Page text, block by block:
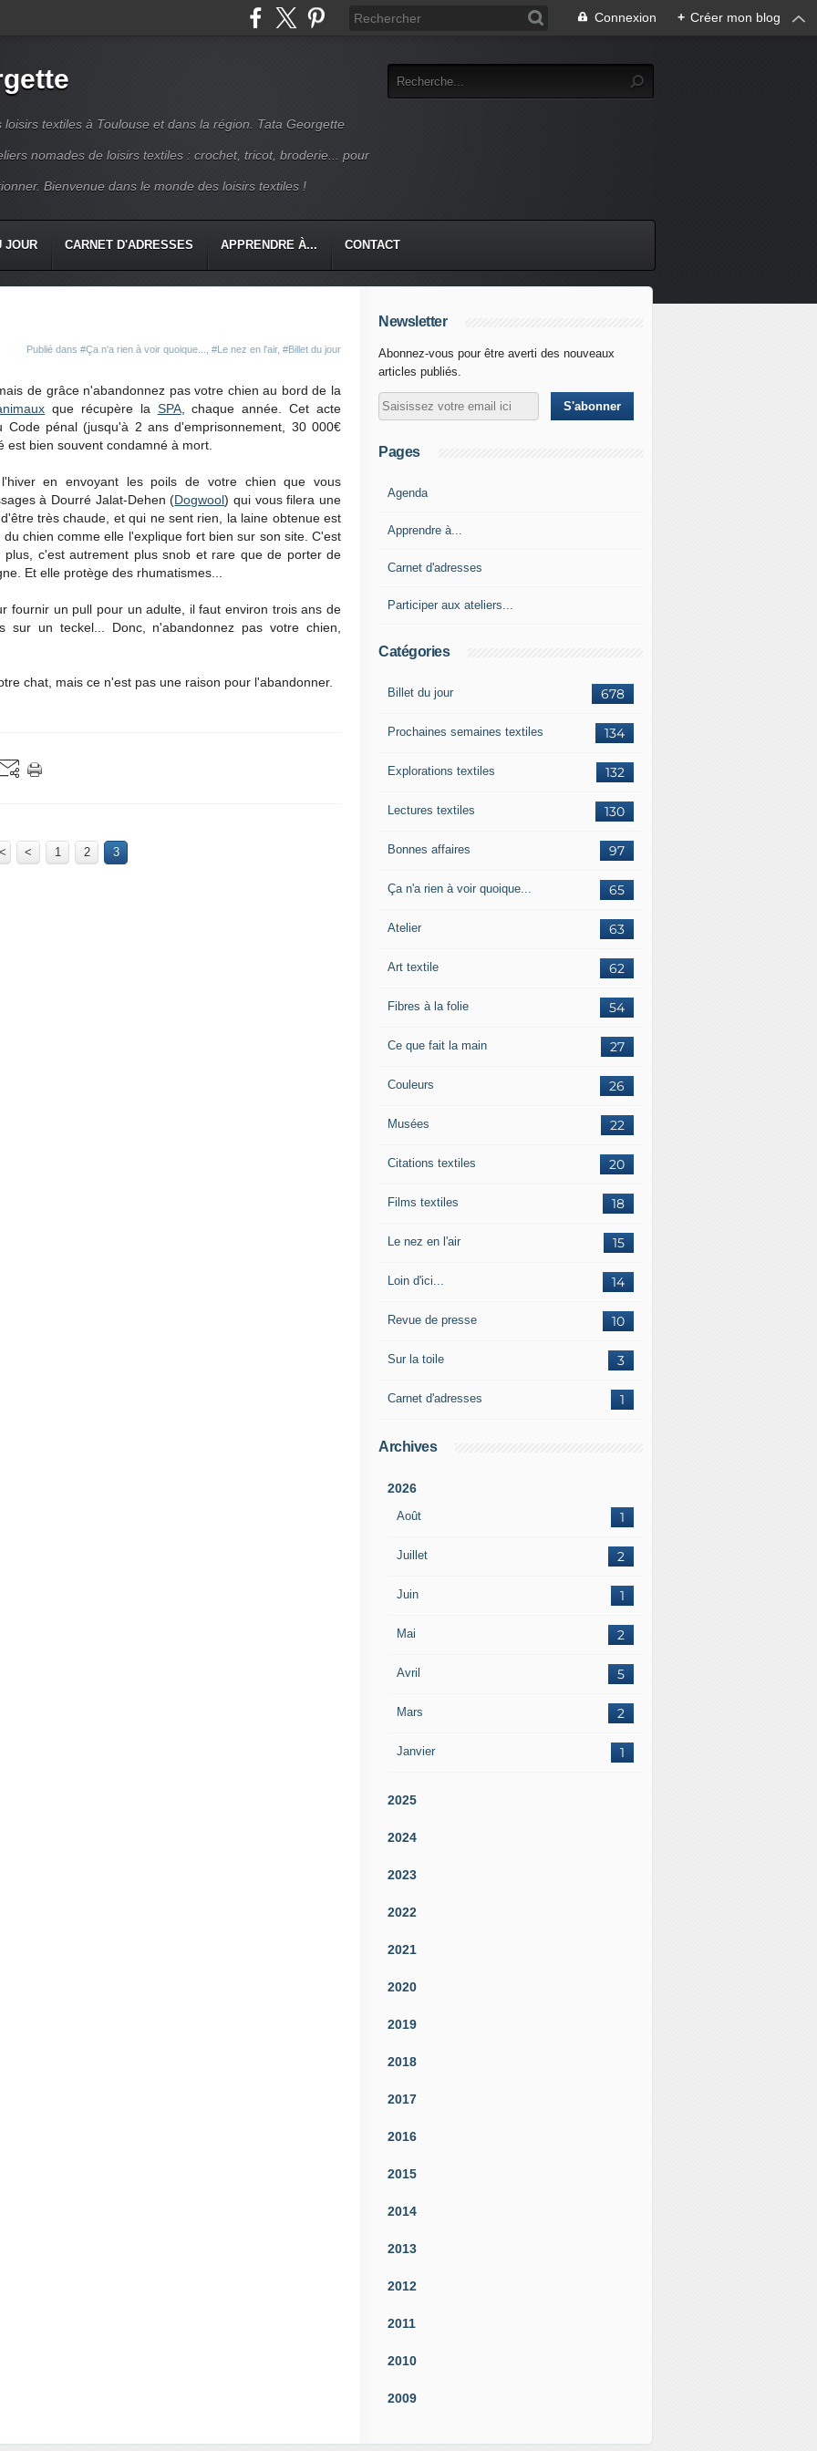
Connexion + Créer mon blog
loisirs textiles à Toulouse et dans la région. Tata Georgette
nomades de loisirs textiles : crochet, tricot, broderie... pour
Bienvenue dans le monde des loisirs textiles !
JOUR CARNET D'ADRESSES APPRENDRE À... CONTACT
Publié dans #Ça n'a rien à voir quoique... #Le nez en l'air, #Billet du jour
de grâce n'abandonnez pas votre chien au bord de la
que récupère la SPA, chaque année. Cet acte
pénal (jusqu'à 2 ans d'emprisonnement, 30 000€
bien souvent condamné à mort.
en envoyant les poils de votre chien que vous
à Dourré Jalat-Dehen (Dogwool) qui vous filera une
très chaude, et qui ne sent rien, la laine obtenue est
chien comme elle l'explique fort bien sur son site. C'est
c'est autrement plus snob et rare que de porter de
Et elle protège des rhumatismes...
fournir un pull pour un adulte, il faut environ trois ans de
sur un teckel... Donc, n'abandonnez pas votre chien,
chat, mais ce n'est pas une raison pour l'abandonner.
< 1 2 3
Newsletter
Abonnez-vous pour être averti des nouveaux
articles publiés.
Pages
Agenda
Apprendre à...
Carnet d'adresses
Participer aux ateliers...
Catégories
678
Billet du jour
134
Prochaines semaines textiles
132
Explorations textiles
130
Lectures textiles
97
Bonnes affaires
65
Ça n'a rien à voir quoique...
63
Atelier
62
Art textile
54
Fibres à la folie
27
Ce que fait la main
26
Couleurs
22
Musées
20
Citations textiles
18
Films textiles
15
Le nez en l'air
14
Loin d'ici...
10
Revue de presse
3
Sur la toile
1
Carnet d'adresses
Archives
2026
Août 1
Juillet 2
Juin 1
Mai 2
Avril 5
Mars 2
Janvier 1
2025
2024
2023
2022
2021
2020
2019
2018
2017
2016
2015
2014
2013
2012
2011
2010
2009